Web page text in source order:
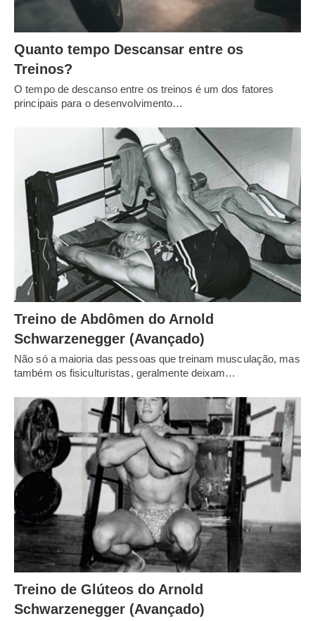
Quanto tempo Descansar entre os
Treinos?
O tempo de descanso entre os treinos é um dos fatores
principais para o desenvolvimento…
Treino de Abdômen do Arnold
Schwarzenegger (Avançado)
Não só a maioria das pessoas que treinam musculação, mas
também os fisiculturistas, geralmente deixam…
Treino de Glúteos do Arnold
Schwarzenegger (Avançado)